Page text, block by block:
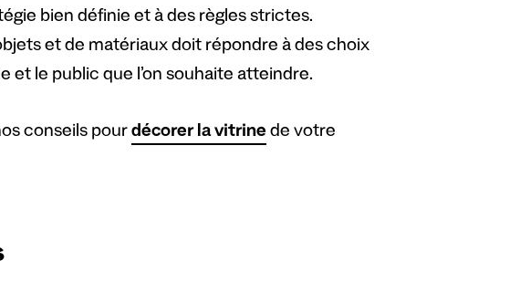
bien définie et à des règles strictes.
et de matériaux doit répondre à des choix
et le public que l’on souhaite atteindre.
conseils pourdécorer la vitrine de votre